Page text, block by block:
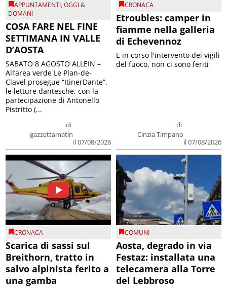
APPUNTAMENTI,OGGI &
DOMANI
COSA FARE NEL FINE
SETTIMANA IN VALLE
D’AOSTA
di
gazzettamatin
il 07/08/2026
SABATO 8 AGOSTO ALLEIN –
All’area verde Le Plan-de-
Clavel prosegue “ItinerDante”,
le letture dantesche, con la
partecipazione di Antonello
Pistritto (...
CRONACA
Etroubles: camper in
fiamme nella galleria
di Echevennoz
di
Cinzia Timpano
il 07/08/2026
E in corso l'intervento dei vigili
del fuoco, non ci sono feriti
CRONACA
Scarica di sassi sul
Breithorn, tratto in
salvo alpinista ferito a
una gamba
COMUNI
Aosta, degrado in via
Festaz: installata una
telecamera alla Torre
del Lebbroso